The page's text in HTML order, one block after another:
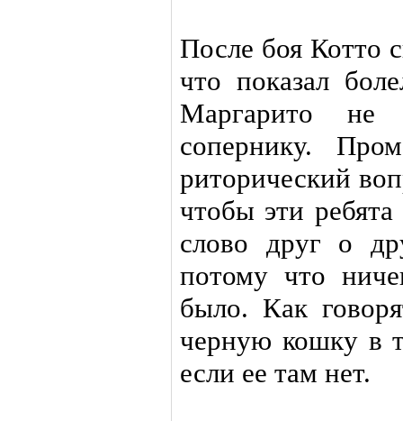
После боя Котто
что показал
Маргарито не
сопернику.
риторический
чтобы эти
слово друг о
потому что
было. Как
черную кошку в
если ее там нет.